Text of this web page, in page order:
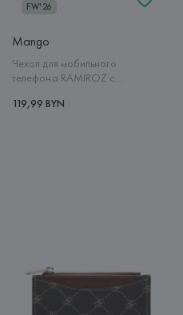
FW'26
Mango
Чехол для мобильного
телефона RAMIROZ с
119,99 BYN